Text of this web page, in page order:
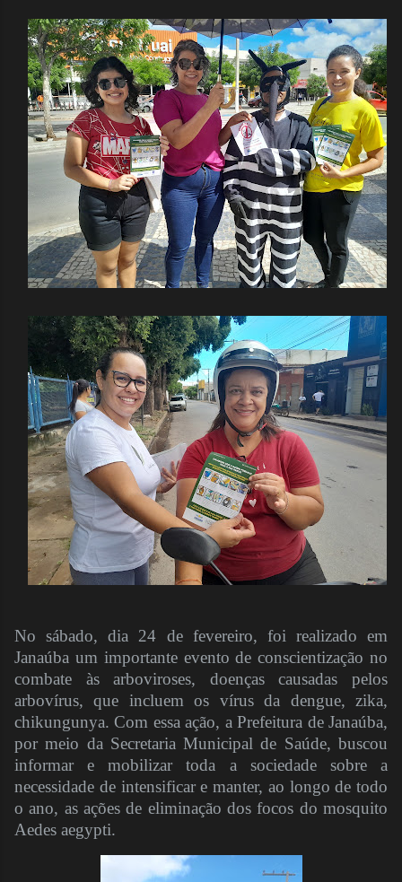
No sábado, dia 24 de fevereiro, foi realizado em
Janaúba um importante evento de conscientização no
combate às arboviroses, doenças causadas pelos
arbovírus, que incluem os vírus da dengue, zika,
chikungunya. Com essa ação, a Prefeitura de Janaúba,
por meio da Secretaria Municipal de Saúde, buscou
informar e mobilizar toda a sociedade sobre a
necessidade de intensificar e manter, ao longo de todo
o ano, as ações de eliminação dos focos do mosquito
Aedes aegypti.